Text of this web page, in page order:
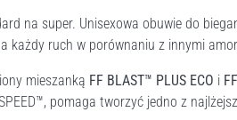
na super. Unisexowa obuwie do
każdy ruch w porównaniu z innymi
mieszanką FF BLAST™ PLUS ECO i
pomaga tworzyć jedno z